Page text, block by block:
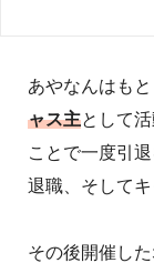
あやなんはも
ャス主として
ことで一度引
退職、そして
その後開催した